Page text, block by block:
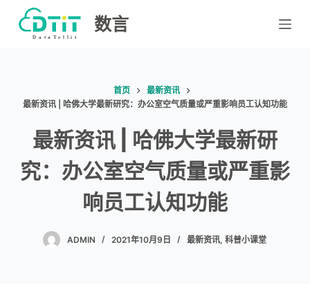
跳
过
数言
首页
最新资讯
最新资讯 | 哈佛大学最新研究：办公室空气质量或严重影响员工认知功能
最新资讯 | 哈佛大学最新研
究：办公室空气质量或严重影
响员工认知功能
ADMIN 2021年10月9日 最新资讯,科普小课堂